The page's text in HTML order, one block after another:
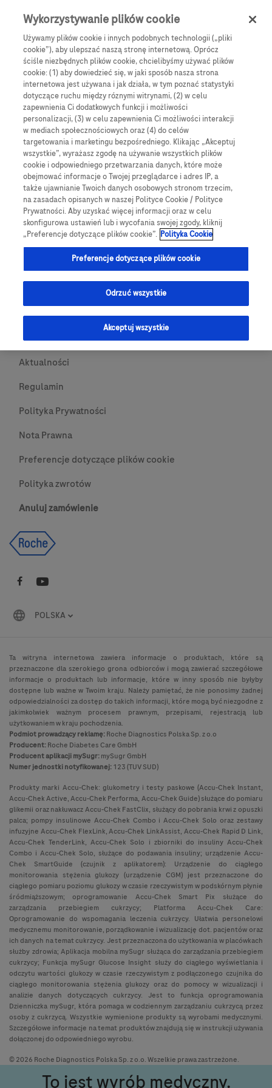
Skip to main content Menu
Products Articles
We are sorry, but no results were found for:
Globalne Strony Internetowe
Global Roche
Platforma Accu-Chek Care
Global Roche Diabetologia
Wszystkie lokalizacje
Skontaktuj się z nami
O nas
Aktualności
Regulamin
Polityka Prywatności
Nota Prawna
Preferencje dotyczące plików cookie
Polityka zwrotów
Anuluj zamówienie
POLSKA
Ta witryna internetowa zawiera informacje o produktach, które są
przeznaczone dla szerokiego grona odbiorców i mogą zawierać szczegółowe
informacje o produktach lub informacje, które w inny sposób nie byłyby
dostępne lub ważne w Twoim kraju. Należy pamiętać, że nie ponosimy żadnej
odpowiedzialności za dostęp do takich informacji, które mogą być niezgodne z
jakimkolwiek ważnym procesem prawnym, przepisami, rejestracją lub
użytkowaniem w kraju pochodzenia.
Podmiot prowadzący reklamę:Roche Diagnostics Polska Sp. z o.o
Producent:Roche Diabetes Care GmbH
Producent aplikacji mySugr:mySugr GmbH
Numer jednostki notyfikowanej:123 (TUV SUD)
Produkty marki Accu-Chek: glukometry i testy paskowe (Accu-Chek Instant,
Accu-Chek Active, Accu-Chek Performa, Accu-Chek Guide) służące do pomiaru
glikemii oraz nakłuwacz Accu-Chek FastClix, służący do pobrania krwi z opuszki
palca; pompy insulinowe Accu-Chek Combo i Accu-Chek Solo oraz zestawy
infuzyjne Accu-Chek FlexLink, Accu-Chek LinkAssist, Accu-Chek Rapid D Link,
Accu-Chek TenderLink, Accu-Chek Solo i zbiorniki do insuliny Accu-Chek
Combo i Accu-Chek Solo, służące do podawania insuliny; urządzenie Accu-
Chek SmartGuide (czujnik z aplikatorem): Urządzenie do ciągłego
monitorowania stężenia glukozy (urządzenie CGM) jest przeznaczone do
ciągłego pomiaru poziomu glukozy w czasie rzeczywistym w podskórnym płynie
śródmiąższowym; oprogramowanie Accu-Chek Smart Pix służące do
zarządzania przebiegiem cukrzycy; Platforma Accu-Chek Care:
Oprogramowanie do wspomagania leczenia cukrzycy. Ułatwia personelowi
medycznemu monitorowanie, porządkowanie i wizualizację dot. pacjentów oraz
ich danych na temat cukrzycy. Jest przeznaczona do użytkowania w placówkach
służby zdrowia; Aplikacja mobilna mySugr służąca do zarządzania przebiegiem
cukrzycy; Funkcja mySugr Glucose Insight służy do ciągłego wyświetlania i
odczytu wartości glukozy w czasie rzeczywistym z podłączonego czujnika do
ciągłego monitorowania stężenia glukozy oraz do pomocy w wizualizacji i
analizie danych dotyczących cukrzycy. Jest to funkcja oprogramowania
Dzienniczka mySugr, która pomaga w codziennym zarządzaniu cukrzycą przez
osoby z cukrzycą. Wszystkie wymienione produkty są wyrobami medycznymi.
Szczegółowe informacje na temat produktów znajdują się w instrukcji używania
dołączonej do odpowiedniego wyrobu.
© 2026 Roche Diagnostics Polska Sp. z o.o. Wszelkie prawa zastrzeżone.
To jest wyrób medyczny.
Wykorzystywanie plików cookie
Używamy plików cookie i innych podobnych technologii („pliki
cookie”), aby ulepszać naszą stronę internetową. Oprócz
ściśle niezbędnych plików cookie, chcielibyśmy używać plików
cookie: (1) aby dowiedzieć się, w jaki sposób nasza strona
internetowa jest używana i jak działa, w tym poznać statystyki
dotyczące ruchu między róznymi witrynami, (2) w celu
zapewnienia Ci dodatkowych funkcji i możliwości
personalizacji, (3) w celu zapewnienia Ci możliwości interakcji
w mediach społecznościowych oraz (4) do celów
targetowania i marketingu bezpośredniego. Klikając „Akceptuj
wszystkie”, wyrażasz zgodę na używanie wszystkich plików
cookie i odpowiedniego przetwarzania danych, które może
obejmować informacje o Twojej przeglądarce i adres IP, a
także ujawnianie Twoich danych osobowych stronom trzecim,
na zasadach opisanych w naszej Polityce Cookie / Polityce
Prywatności. Aby uzyskać więcej informacji oraz w celu
skonfigurowa ustawień lub i wycofania swojej zgody, kliknij
„Preferencje dotyczące plików cookie”. Polityka Cookie
Preferencje dotyczące plików cookie
Odrzuć wszystkie
Akceptuj wszystkie